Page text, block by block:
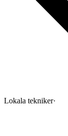
Lokala tekniker·